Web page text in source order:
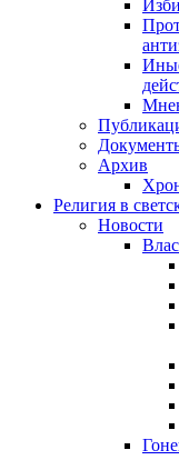
Архив
Религия в
Новости